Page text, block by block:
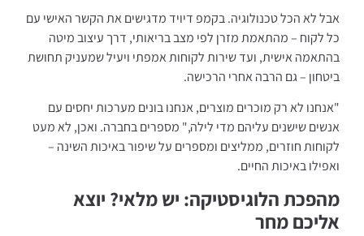
אבל לא הכל טכנולוגיה. בקמפ דיויד מדגישים את הקשר האישי עם
כל לקוח – מהתאמת מזרן לפי מצב בריאותי, דרך עיצוב מיטה
בהתאמה אישית, ועד שירות לקוחות אמפתי ויעיל שמעניק תחושת
ביטחון – גם הרבה אחרי הרכישה.
"אנחנו לא רק מוכרים מוצרים, אנחנו בונים מערכות יחסים עם
אנשים שישנים עליהם מדי לילה," מספרים בחברה. ואכן, לא מעט
לקוחות חוזרים, ממליצים ומספרים על שיפור באיכות השינה –
ואפילו באיכות החיים.
מהפכת הלוגיסטיקה: יש מלאי? יוצא
אליכם מחר